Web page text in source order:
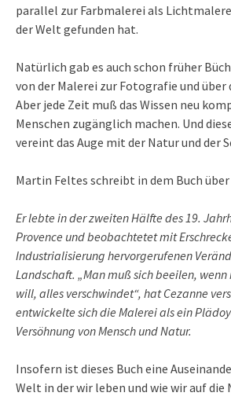
parallel zur Farbmalerei als
der Welt gefunden hat.
Natürlich gab es auch schon früher
von der Malerei zur Fotografie und über
Aber jede Zeit muß das Wissen neu
Menschen zugänglich machen. Und
vereint das Auge mit der Natur und der
Martin Feltes schreibt in dem Buch über
Er lebte in der zweiten Hälfte des 19.
Provence und beobachtetet mit
Industrialisierung hervorgerufenen
Landschaft. „Man muß sich beeilen,
will, alles verschwindet“, hat Cezanne
entwickelte sich die Malerei als ein
Versöhnung von Mensch und Natur.
Insofern ist dieses Buch eine
Welt in der wir leben und wie wir auf die